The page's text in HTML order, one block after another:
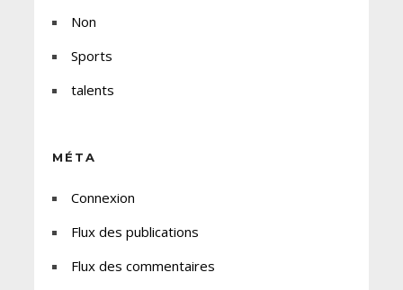
Non
Sports
talents
MÉTA
Connexion
Flux des publications
Flux des commentaires